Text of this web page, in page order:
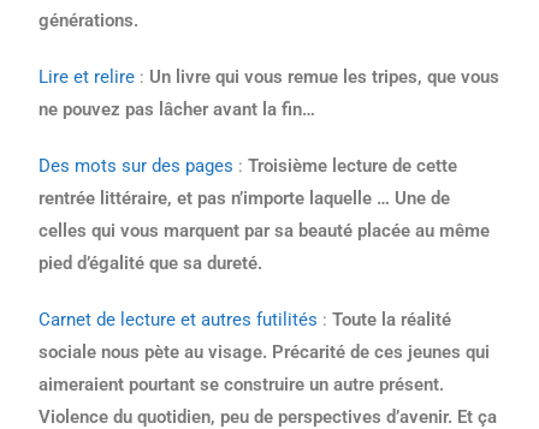
générations.
Lire et relire : Un livre qui vous remue les tripes, que vous
ne pouvez pas lâcher avant la fin…
Des mots sur des pages :Troisième lecture de cette
rentrée littéraire, et pas n’importe laquelle … Une de
celles qui vous marquent par sa beauté placée au même
pied d’égalité que sa dureté.
Carnet de lecture et autres futilités :Toute la réalité
sociale nous pète au visage. Précarité de ces jeunes qui
aimeraient pourtant se construire un autre présent.
Violence du quotidien, peu de perspectives d’avenir. Et ça